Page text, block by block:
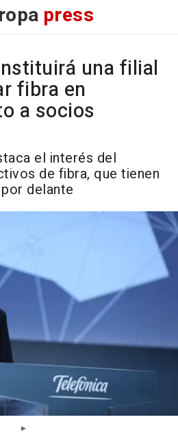
press
una filial
fibra en
a socios
el interés del
de fibra, que tienen
delante